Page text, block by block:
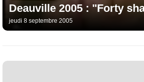
Deauville 2005 : "Forty
jeudi 8 septembre 2005